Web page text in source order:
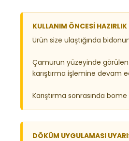
KULLANIM ÖNCESİ HAZIRLIK
Ürün size ulaştığında
Çamurun yüzeyinde görülen
karıştırma işlemine devam
Karıştırma sonrasında
DÖKÜM UYGULAMASI